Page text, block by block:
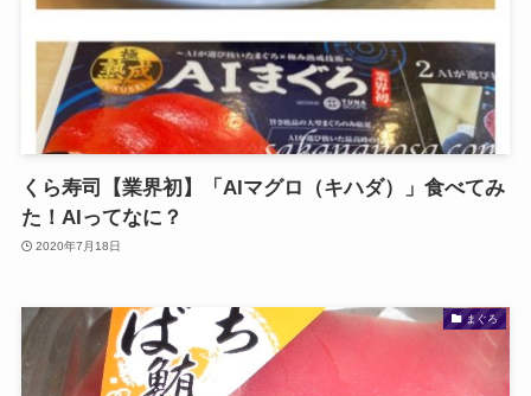
くら寿司【業界初】「AIマグロ（キハダ）」食べてみ
た！AIってなに？
2020年7月18日
まぐろ